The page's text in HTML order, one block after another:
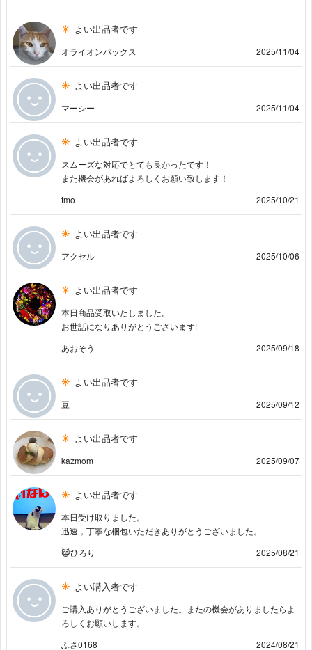
よい出品者です
オライオンパックス 2025/11/04
よい出品者です
マーシー 2025/11/04
よい出品者です
スムーズな対応でとても良かったです！
また機会があればよろしくお願い致します！
tmo
2025/10/21
よい出品者です
アクセル 2025/10/06
よい出品者です
本日商品受取いたしました。
お世話になりありがとうございます!
あおそう
2025/09/18
よい出品者です
豆 2025/09/12
よい出品者です
kazmom 2025/09/07
よい出品者です
本日受け取りました。
迅速，丁寧な梱包いただきありがとうございました。
😸ひろり
2025/08/21
よい購入者です
ご購入ありがとうございました。またの機会がありましたらよ
ろしくお願いします。
ふさ0168
2024/08/21